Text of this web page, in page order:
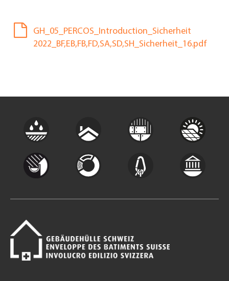
GH_05_PERCOS_Introduction_Sicherheit
2022_BF,EB,FB,FD,SA,SD,SH_Sicherheit_16.pdf